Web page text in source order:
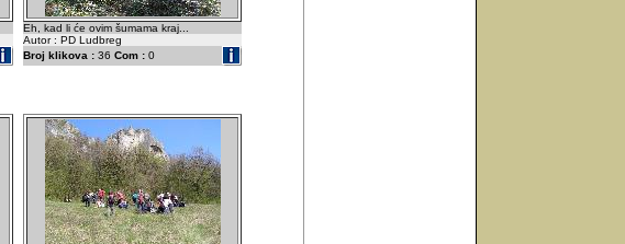
Eh, kad li će ovim šumama kraj...
Autor : PD Ludbreg
Broj klikova : 36 Com : 0